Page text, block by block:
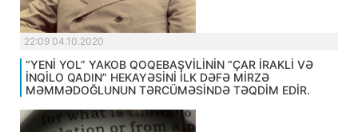
22:09 04.10.2020
“YENİ YOL” YAKOB QOQEBAŞVİLİNİN “ÇAR İRAKLİ VƏ
İNQİLO QADIN” HEKAYƏSİNİ İLK DƏFƏ MİRZƏ
MƏMMƏDOĞLUNUN TƏRCÜMƏSİNDƏ TƏQDİM EDİR.